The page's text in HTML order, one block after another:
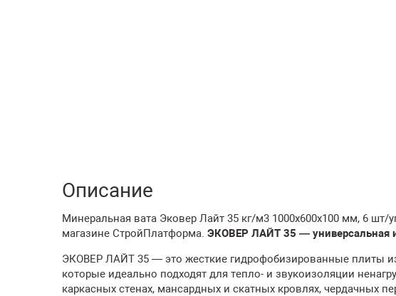
Описание
Минеральная вата Эковер Лайт 35 кг/м3 1000х600х100 мм, 6 шт/
магазине СтройПлатформа. ЭКОВЕР ЛАЙТ 35 — универсальная
ЭКОВЕР ЛАЙТ 35 — это жесткие гидрофобизированные плиты
которые идеально подходят для тепло- и звукоизоляции
каркасных стенах, мансардных и скатных кровлях, чердачных